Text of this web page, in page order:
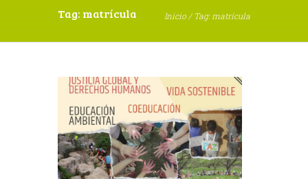
Inicio/ Tag: matrícula
Tag: matrícula